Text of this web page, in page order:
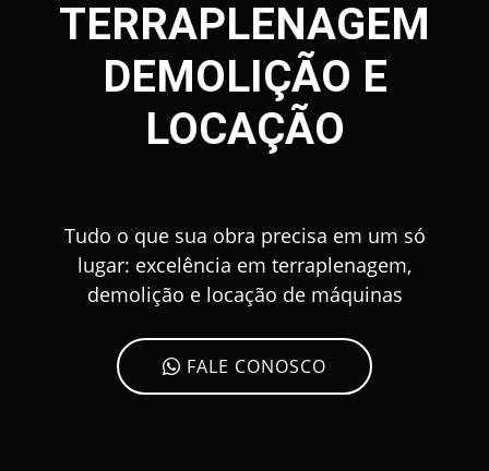
TERRAPLENAGEM
DEMOLIÇÃO E
LOCAÇÃO
Tudo o que sua obra precisa em um só
lugar: excelência em terraplenagem,
demolição e locação de máquinas
FALE CONOSCO